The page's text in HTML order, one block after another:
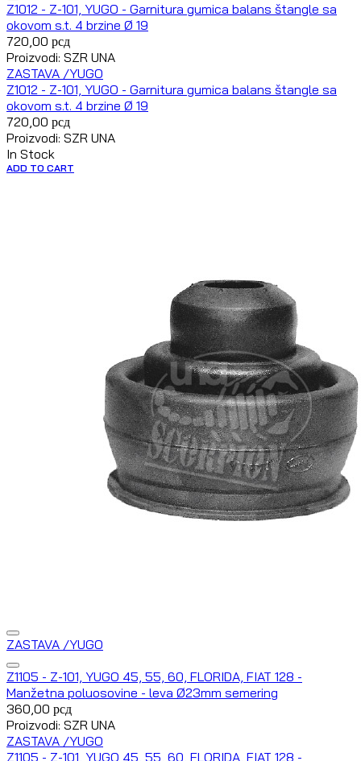
Z1012 - Z-101, YUGO - Garnitura gumica balans štangle sa
okovom s.t. 4 brzine Ø 19
720,00 рсд
Proizvodi: SZR UNA
ZASTAVA /YUGO
Z1012 - Z-101, YUGO - Garnitura gumica balans štangle sa
okovom s.t. 4 brzine Ø 19
720,00 рсд
Proizvodi: SZR UNA
In Stock
ADD TO CART
ZASTAVA /YUGO
Z1105 - Z-101, YUGO 45, 55, 60, FLORIDA, FIAT 128 -
Manžetna poluosovine - leva Ø23mm semering
360,00 рсд
Proizvodi: SZR UNA
ZASTAVA /YUGO
Z1105 - Z-101, YUGO 45, 55, 60, FLORIDA, FIAT 128 -